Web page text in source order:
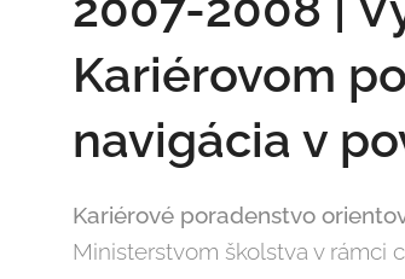
Kariérovom
navigácia v
Kariérové poradenstvo
Ministerstvom školstva v rámci